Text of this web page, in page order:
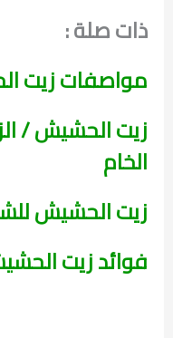
ذات صلة :
مواصفات زيت
زيت الحشيش /
الخام
زيت الحشيش
فوائد زيت